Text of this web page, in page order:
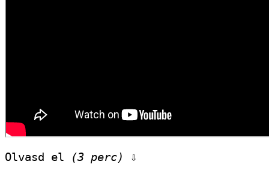
Olvasd el (3 perc) ⇩